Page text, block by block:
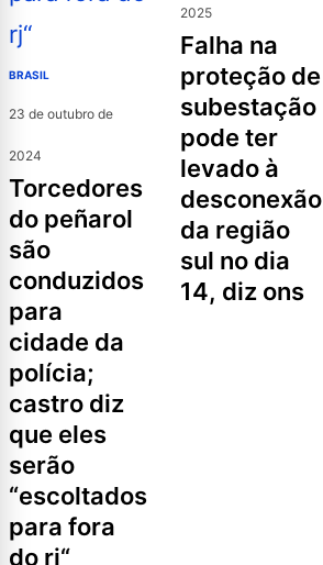
BRASIL
23 de outubro de
2024
torcedores
do peñarol
são
conduzidos
para
cidade da
polícia;
castro diz
que eles
serão
“escoltados
para fora
do rj“
2025
falha na
proteção de
subestação
pode ter
levado à
desconexão
da região
sul no dia
14, diz ons